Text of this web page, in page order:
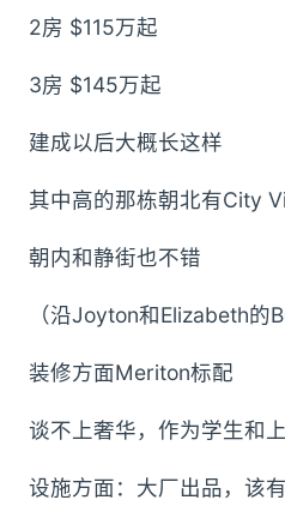
2房 $115万起
3房 $145万起
建成以后大概长这样
其中高的那栋朝北有City
朝内和静街也不错
（沿Joyton和Elizabeth的
装修方面Meriton标配
谈不上奢华，作为学生和
设施方面：大厂出品，该